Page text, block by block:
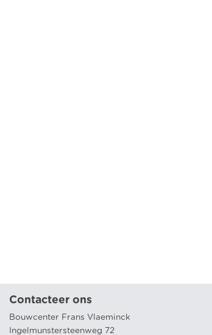
Contacteer ons
Bouwcenter Frans Vlaeminck
Ingelmunstersteenweg 72